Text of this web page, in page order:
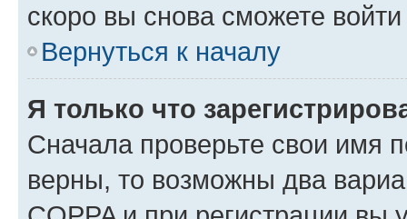
скоро вы снова сможете
Вернуться к началу
Я только что
Сначала проверьте свои имя
верны, то возможны два